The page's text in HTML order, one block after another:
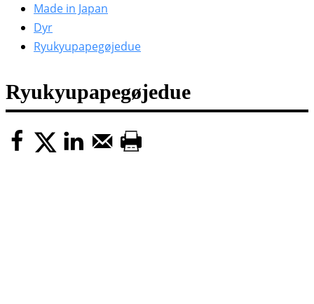
Made in Japan
Dyr
Ryukyupapegøjedue
Ryukyupapegøjedue